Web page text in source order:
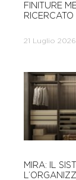
FINITURE
RICERCATO
21 Luglio 2026
MIRA: IL